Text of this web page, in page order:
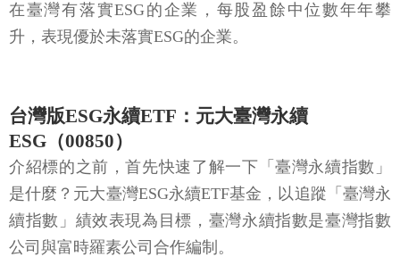
在臺灣有落實ESG的企業，每股盈餘中位數年年攀
升，表現優於未落實ESG的企業。
台灣版ESG永續ETF：元大臺灣永續
ESG（00850）
介紹標的之前，首先快速了解一下「臺灣永續指數」
是什麼？元大臺灣ESG永續ETF基金，以追蹤「臺灣永
續指數」績效表現為目標，臺灣永續指數是臺灣指數
公司與富時羅素公司合作編制。